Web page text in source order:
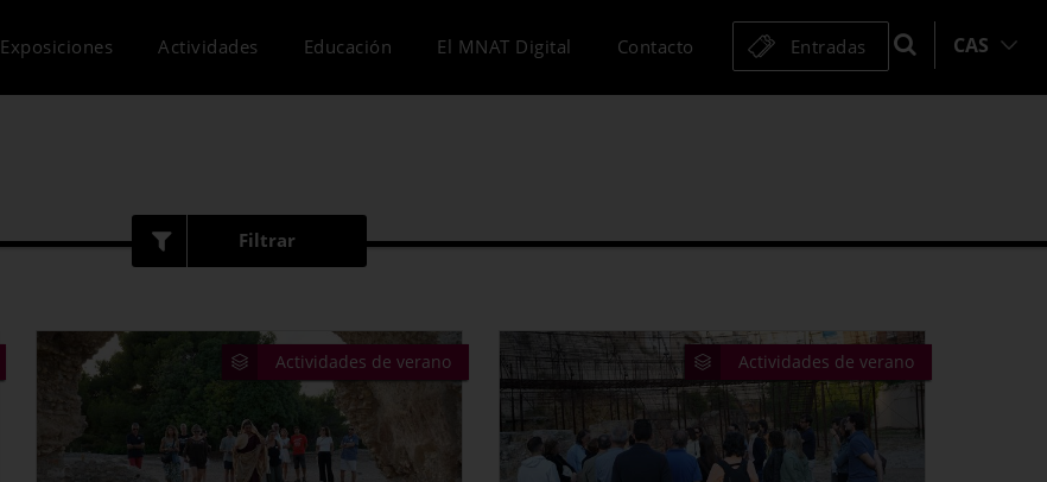
Exposiciones Actividades Educación El MNAT Digital Contacto Entradas CAS
Puertas abiertas
Actividad interactiva
Visita guiada
Visita teatralizada
Jornadas de Puertas Abiertas
Actividades de verano
Filtrar
Actividades de verano Actividades de verano